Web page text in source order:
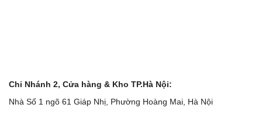
Chi Nhánh 2, Cửa hàng & Kho TP.Hà Nội:
Nhà Số 1 ngõ 61 Giáp Nhị, Phường Hoàng Mai, Hà Nội